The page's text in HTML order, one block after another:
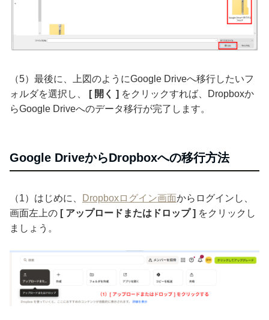
（5）最後に、上図のようにGoogle Driveへ移行したいフ
ォルダを選択し、
[ 開く ] をクリックすれば、Dropboxか
らGoogle Driveへのデータ移行が完了します。
Google DriveからDropboxへの移行方法
（1）はじめに、 Dropboxログイン画面からログインし、
画面左上の [ アップロードまたはドロップ ] をクリックし
ましょう。